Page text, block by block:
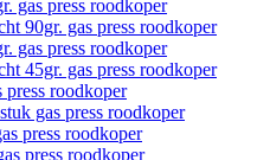
gas press roodkoper
90gr. gas press roodkoper
gas press roodkoper
45gr. gas press roodkoper
press roodkoper
gas press roodkoper
press roodkoper
press roodkoper